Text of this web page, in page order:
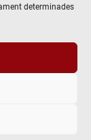
determinades
reservats